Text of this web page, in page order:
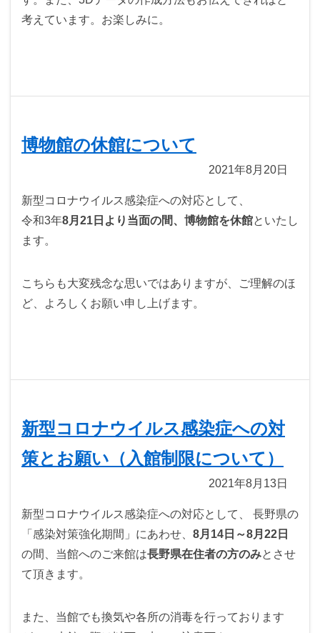
考えています。お楽しみに。
博物館の休館について
2021年8月20日
新型コロナウイルス感染症への対応として、
令和3年8月21日より当面の間、博物館を休館といたし
ます。
こちらも大変残念な思いではありますが、ご理解のほ
ど、よろしくお願い申し上げます。
新型コロナウイルス感染症への対
策とお願い（入館制限について）
2021年8月13日
新型コロナウイルス感染症への対応として、 長野県の
「感染対策強化期間」にあわせ、 8月14日～8月22日
の間、当館へのご来館は長野県在住者の方のみとさせ
て頂きます。
また、当館でも換気や各所の消毒を行っております